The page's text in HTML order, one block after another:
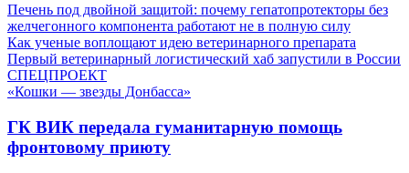
Печень под двойной защитой: почему гепатопротекторы без
желчегонного компонента работают не в полную силу
Как ученые воплощают идею ветеринарного препарата
Первый ветеринарный логистический хаб запустили в России
СПЕЦПРОЕКТ
«Кошки — звезды Донбасса»
ГК ВИК передала гуманитарную помощь
фронтовому приюту